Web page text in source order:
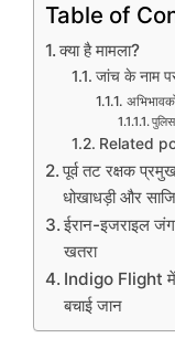
Table of
क्या है मामला?
जांच के नाम
पुलिस
Related
पूर्व तट रक्षक
धोखाधड़ी और
ईरान-इजराइल
खतरा
Indigo Flight में
बचाई जान